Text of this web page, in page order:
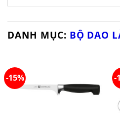
DANH MỤC: BỘ DAO
-15% -